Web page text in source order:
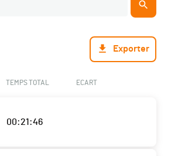
Exporter
TEMPS TOTAL ECART
00:21:46